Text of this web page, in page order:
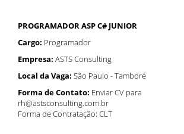
PROGRAMADOR ASP C# JUNIOR
Cargo: Programador
Empresa: ASTS Consulting
Local da Vaga: São Paulo - Tamboré
Forma de Contato: Enviar CV para
rh@astsconsulting.com.br
Forma de Contratação: CLT